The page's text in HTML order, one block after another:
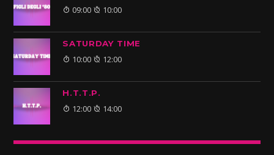
09:00 10:00
SATURDAY TIME
10:00 12:00
H.T.T.P.
12:00 14:00